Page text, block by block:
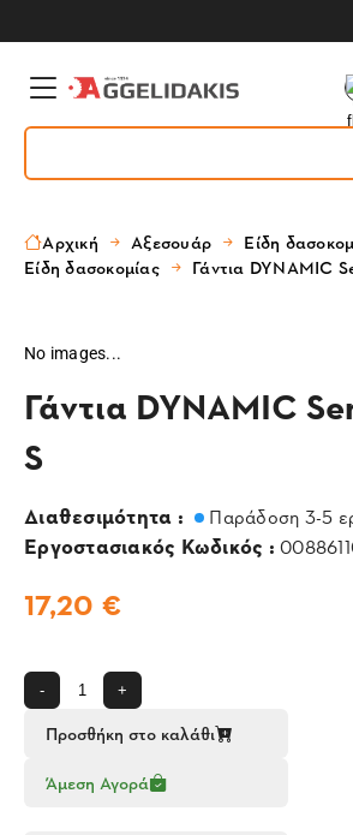
Αρχική Αξεσουάρ
Είδη
Είδη δασοκομίας
Γάντια DYNAMIC
No images...
Γάντια DYNAMIC
S
Διαθεσιμότητα : Παράδοση 3-5
Εργοστασιακός Κωδικός :
17,20 €
- +
Προσθήκη στο καλάθι
Άμεση Αγορά